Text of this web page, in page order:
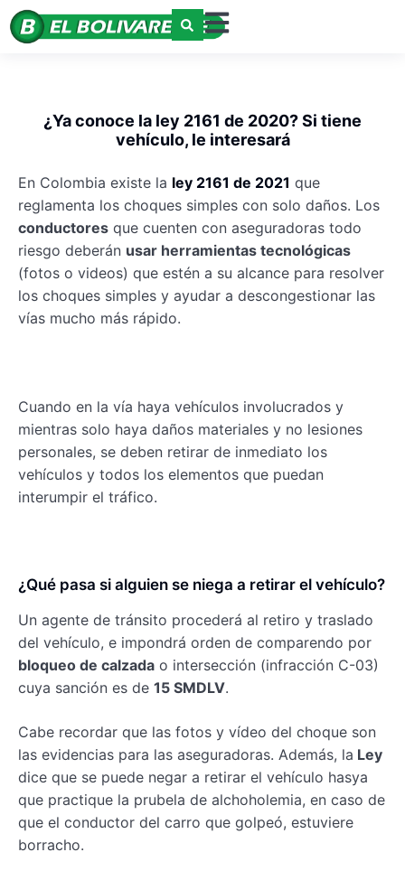
¿Ya conoce la ley 2161 de 2020? Si tiene
vehículo, le interesará
En Colombia existe la ley 2161 de 2021 que
reglamenta los choques simples con solo daños. Los
conductores que cuenten con aseguradoras todo
riesgo deberán usar herramientas tecnológicas
(fotos o videos) que estén a su alcance para resolver
los choques simples y ayudar a descongestionar las
vías mucho más rápido.
Cuando en la vía haya vehículos involucrados y
mientras solo haya daños materiales y no lesiones
personales, se deben retirar de inmediato los
vehículos y todos los elementos que puedan
interumpir el tráfico.
¿Qué pasa si alguien se niega a retirar el vehículo?
Un agente de tránsito procederá al retiro y traslado
del vehículo, e impondrá orden de comparendo por
bloqueo de calzada o intersección (infracción C-03)
cuya sanción es de 15 SMDLV.
Cabe recordar que las fotos y vídeo del choque son
las evidencias para las aseguradoras. Además, la Ley
dice que se puede negar a retirar el vehículo hasya
que practique la prubela de alchoholemia, en caso de
que el conductor del carro que golpeó, estuviere
borracho.